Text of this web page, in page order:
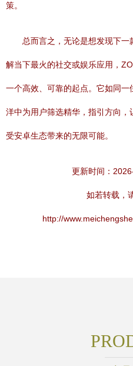
策。
总而言之，无论是想发现下
解当下最火的社交或娱乐应用，
一个高效、可靠的起点。它如同
洋中为用户筛选精华，指引方向
受安卓生态带来的无限可能。
更新时间：
如若转载，
http://